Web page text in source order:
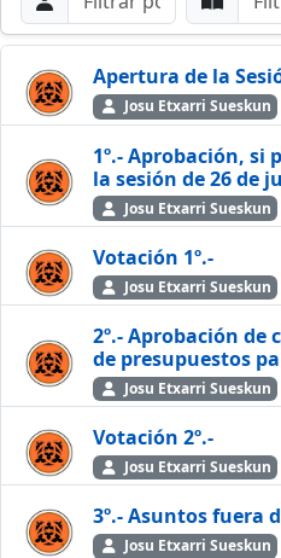
Buscar por OradorBuscar
Buscar
Apertura de la
Josu Etxarri Sueskun
1º.- Aprobación, si
la sesión de 26 de
Josu Etxarri Sueskun
Votación 1º.-
Josu Etxarri Sueskun
2º.- Aprobación de
de presupuestos
Josu Etxarri Sueskun
Votación 2º.-
Josu Etxarri Sueskun
3º.- Asuntos fuera
Josu Etxarri Sueskun